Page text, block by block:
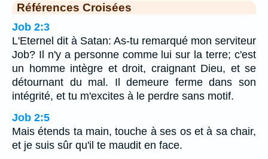
Références Croisées
Job 2:3
L'Eternel dit à Satan: As-tu remarqué mon serviteur
Job? Il n'y a personne comme lui sur la terre; c'est
un homme intègre et droit, craignant Dieu, et se
détournant du mal. Il demeure ferme dans son
intégrité, et tu m'excites à le perdre sans motif.
Job 2:5
Mais étends ta main, touche à ses os et à sa chair,
et je suis sûr qu'il te maudit en face.